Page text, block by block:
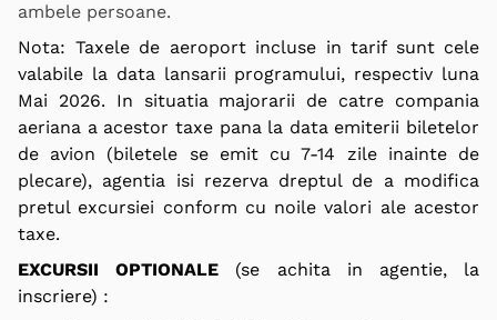
ambele persoane.
Nota: Taxele de aeroport incluse in tarif sunt cele
valabile la data lansarii programului, respectiv luna
Mai 2026. In situatia majorarii de catre compania
aeriana a acestor taxe pana la data emiterii biletelor
de avion (biletele se emit cu 7-14 zile inainte de
plecare), agentia isi rezerva dreptul de a modifica
pretul excursiei conform cu noile valori ale acestor
taxe.
EXCURSII OPTIONALE (se achita in agentie, la
inscriere) :